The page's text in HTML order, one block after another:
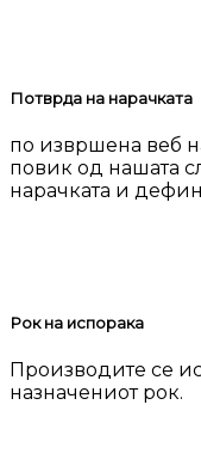
Потврда на нарачката
по извршена веб
повик од нашата
нарачката и
Рок на испорака
Производите се
назначениот рок.